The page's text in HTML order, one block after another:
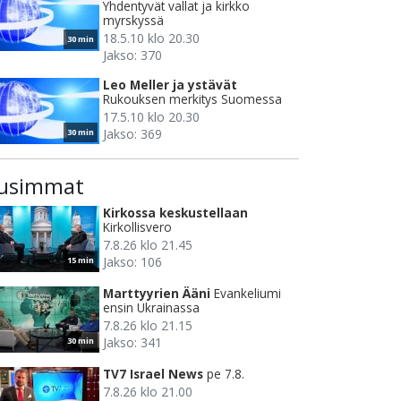
30 min
Yhdentyvät vallat ja kirkko
myrskyssä
18.5.10 klo 20.30
Jakso: 370
30 min
Leo Meller ja ystävät
Rukouksen merkitys Suomessa
17.5.10 klo 20.30
Jakso: 369
15 min
Kirkossa keskustellaan
Kirkollisvero
7.8.26 klo 21.45
Jakso: 106
30 min
Marttyyrien Ääni Evankeliumi
ensin Ukrainassa
7.8.26 klo 21.15
Jakso: 341
TV7 Israel News pe 7.8.
7.8.26 klo 21.00